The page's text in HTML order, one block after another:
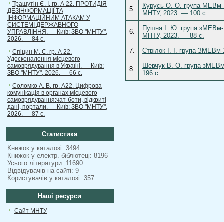
Трашутін Є. І. гр. А 22. ПРОТИДІЯ
ДЕЗІНФОРМАЦІЇ ТА
ІНФОРМАЦІЙНИМ АТАКАМ У
СИСТЕМІ ДЕРЖАВНОГО
УПРАВЛІННЯ. — Київ: ЗВО "МНТУ",
2026. — 84 с.
Спіцин М. С. гр. А 22.
Удосконалення місцевого
самоврядування в Україні. — Київ:
ЗВО "МНТУ", 2026. — 66 с.
Соломко А. В. гр. А22. Цифрова
комунікація в органах місцевого
самоврядування:чат-боти, відкриті
дані, портали. — Київ: ЗВО "МНТУ",
2026. — 87 с.
Статистика
Книжок у каталозі: 3494
Книжок у електр. бібліотеці: 8196
Усього літератури: 11690
Відвідувачів на сайті: 9
Користувачів у каталозі: 357
Наші ресурси
Сайт МНТУ
5.
Курусь О. О. група МЕВм-
МНТУ, 2023. — 100 с.
6.
Пушня І. Ю. група зМЕВм-
МНТУ, 2023. — 88 с.
7.
Стрілок І. І. група
8.
Шевчук В. О. група
196 с.